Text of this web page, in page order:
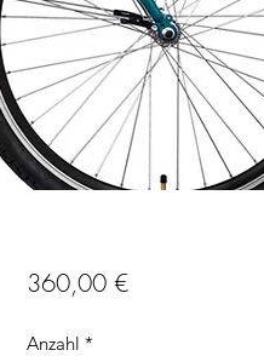
360,00 €Preis
Anzahl *